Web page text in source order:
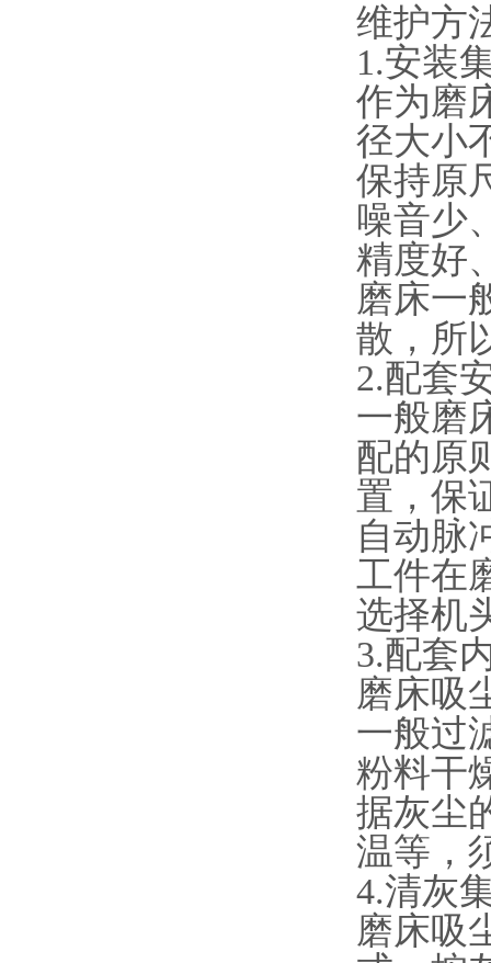
维护方
1.安装
作为磨
径大小
保持原
噪音少
精度好
磨床一
散，所
2.配套
一般磨
配的原
置，保
自动脉
工件在
选择机
3.配套
磨床吸
一般过
粉料干
据灰尘
温等，
4.清灰
磨床吸